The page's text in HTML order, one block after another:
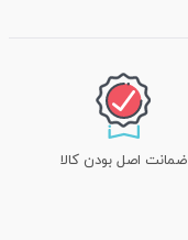
ضمانت اصل بودن کالا